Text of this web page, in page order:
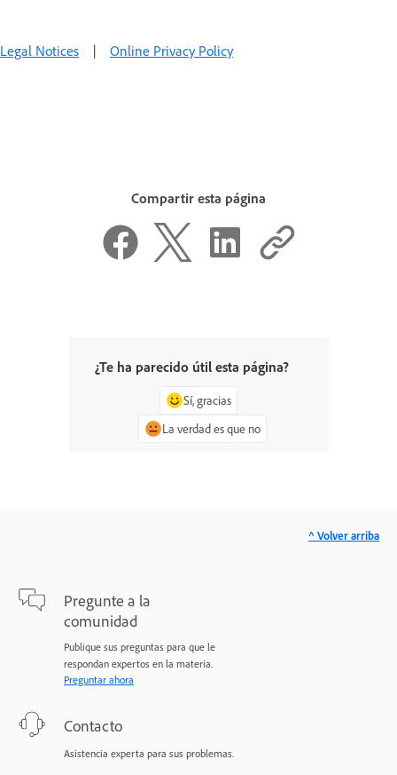
Legal Notices | Online Privacy Policy
Compartir esta página
¿Te ha parecido útil esta página?
Sí, gracias
La verdad es que no
Pregunte a la
comunidad
Publique sus preguntas para que le
respondan expertos en la materia.
Preguntar ahora
Contacto
Asistencia experta para sus problemas.
^ Volver arriba